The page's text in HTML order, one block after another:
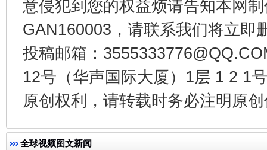
意侵犯到您的权益烦请告知本网
GAN160003，请联系我们将立即
投稿邮箱：
12号（华声国际大厦）1层 1 2 1
原创权利，请转载时务必注明原
全球视频图文新闻
千年窑火 生生不息 一